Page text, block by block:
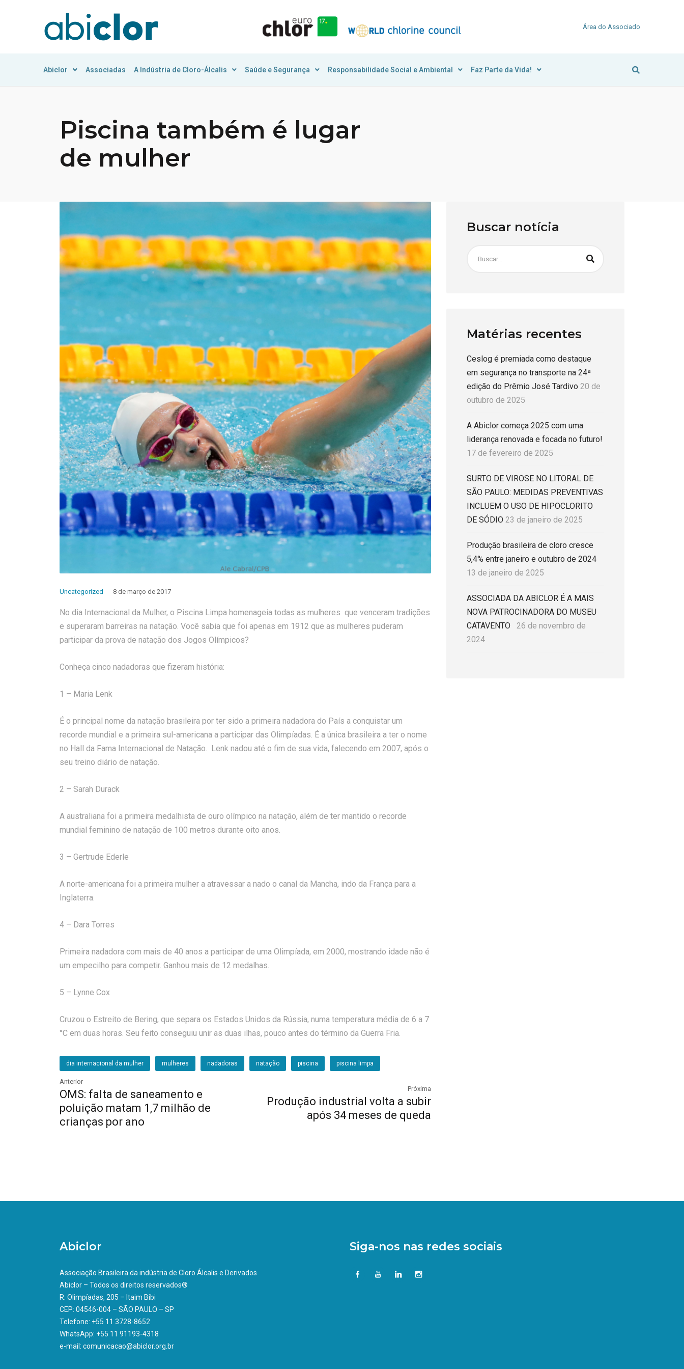
Área do Associado
Abiclor Associadas A Indústria de Cloro-Álcalis Saúde e Segurança Responsabilidade Social e Ambiental Faz Parte da Vida!
Piscina também é lugar
de mulher
Uncategorized 8 de março de 2017
No dia Internacional da Mulher, o Piscina Limpa homenageia todas as mulheres que venceram tradições
e superaram barreiras na natação. Você sabia que foi apenas em 1912 que as mulheres puderam
participar da prova de natação dos Jogos Olímpicos?
Conheça cinco nadadoras que fizeram história:
1 – Maria Lenk
É o principal nome da natação brasileira por ter sido a primeira nadadora do País a conquistar um
recorde mundial e a primeira sul-americana a participar das Olimpíadas. É a única brasileira a ter o nome
no Hall da Fama Internacional de Natação. Lenk nadou até o fim de sua vida, falecendo em 2007, após o
seu treino diário de natação.
2 – Sarah Durack
A australiana foi a primeira medalhista de ouro olímpico na natação, além de ter mantido o recorde
mundial feminino de natação de 100 metros durante oito anos.
3 – Gertrude Ederle
A norte-americana foi a primeira mulher a atravessar a nado o canal da Mancha, indo da França para a
Inglaterra.
4 – Dara Torres
Primeira nadadora com mais de 40 anos a participar de uma Olimpíada, em 2000, mostrando idade não é
um empecilho para competir. Ganhou mais de 12 medalhas.
5 – Lynne Cox
Cruzou o Estreito de Bering, que separa os Estados Unidos da Rússia, numa temperatura média de 6 a 7
°C em duas horas. Seu feito conseguiu unir as duas ilhas, pouco antes do término da Guerra Fria.
dia internacional da mulher mulheres nadadoras natação piscina piscina limpa
Anterior
OMS: falta de saneamento e
poluição matam 1,7 milhão de
crianças por ano
Próxima
Produção industrial volta a subir
após 34 meses de queda
Buscar notícia
Matérias recentes
Ceslog é premiada como destaque
em segurança no transporte na 24ª
edição do Prêmio José Tardivo 20 de
outubro de 2025
A Abiclor começa 2025 com uma
liderança renovada e focada no futuro!
17 de fevereiro de 2025
SURTO DE VIROSE NO LITORAL DE
SÃO PAULO: MEDIDAS PREVENTIVAS
INCLUEM O USO DE HIPOCLORITO
DE SÓDIO 23 de janeiro de 2025
Produção brasileira de cloro cresce
5,4% entre janeiro e outubro de 2024
13 de janeiro de 2025
ASSOCIADA DA ABICLOR É A MAIS
NOVA PATROCINADORA DO MUSEU
CATAVENTO
26 de novembro de
2024
Abiclor
Associação Brasileira da indústria de Cloro Álcalis e Derivados
Abiclor – Todos os direitos reservados®
R. Olimpíadas, 205 – Itaim Bibi
CEP: 04546-004 – SÃO PAULO – SP
Telefone: +55 11 3728-8652
WhatsApp: +55 11 91193-4318
e-mail: comunicacao@abiclor.org.br
Siga-nos nas redes sociais